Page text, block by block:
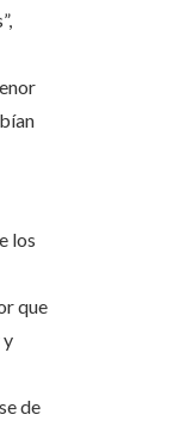
los
que
y
de